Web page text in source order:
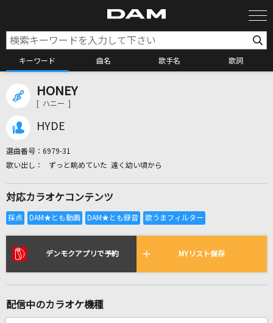
キーワード 曲名 歌手名 歌詞
全国りれき
リアルタイムで歌われている曲の一覧
HONEY
[ ハニー ]
HYDE
選曲番号： 6979-31
ずっと眺めていた 遠く幼い頃から
対応カラオケコンテンツ
デンモクアプリで予約 MYリスト保存
配信中のカラオケ機種